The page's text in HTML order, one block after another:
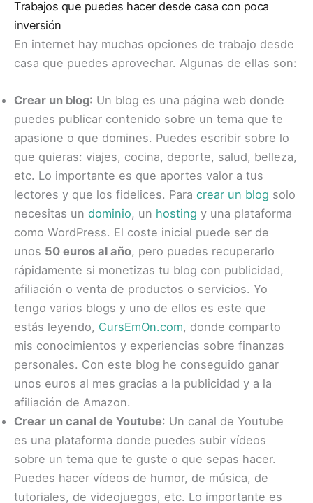
Trabajos que puedes hacer desde casa con poca
inversión
En internet hay muchas opciones de trabajo desde
casa que puedes aprovechar. Algunas de ellas son:
Crear un blog: Un blog es una página web donde
puedes publicar contenido sobre un tema que te
apasione o que domines. Puedes escribir sobre lo
que quieras: viajes, cocina, deporte, salud, belleza,
etc. Lo importante es que aportes valor a tus
lectores y que los fidelices. Para crear un blog solo
necesitas un dominio, un hosting y una plataforma
como WordPress. El coste inicial puede ser de
unos 50 euros al año, pero puedes recuperarlo
rápidamente si monetizas tu blog con publicidad,
afiliación o venta de productos o servicios. Yo
tengo varios blogs y uno de ellos es este que
estás leyendo, CursEmOn.com, donde comparto
mis conocimientos y experiencias sobre finanzas
personales. Con este blog he conseguido ganar
unos euros al mes gracias a la publicidad y a la
afiliación de Amazon.
Crear un canal de Youtube: Un canal de Youtube
es una plataforma donde puedes subir vídeos
sobre un tema que te guste o que sepas hacer.
Puedes hacer vídeos de humor, de música, de
tutoriales, de videojuegos, etc. Lo importante es